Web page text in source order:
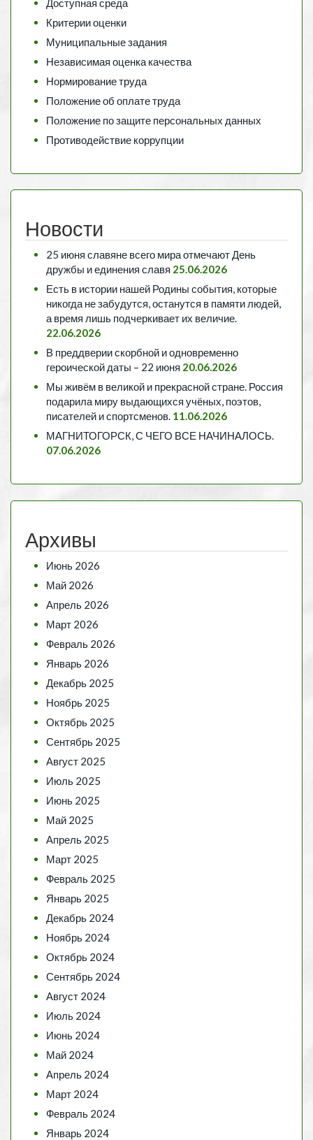
Критерии оценки
Муниципальные задания
Независимая оценка качества
Нормирование труда
Положение об оплате труда
Положение по защите персональных данных
Противодействие коррупции
Новости
25 июня славяне всего мира отмечают День
дружбы и единения славя 25.06.2026
Есть в истории нашей Родины события, которые
никогда не забудутся, останутся в памяти людей,
а время лишь подчеркивает их величие.
22.06.2026
В преддверии скорбной и одновременно
героической даты – 22 июня 20.06.2026
Мы живём в великой и прекрасной стране. Россия
подарила миру выдающихся учёных, поэтов,
писателей и спортсменов. 11.06.2026
МАГНИТОГОРСК, С ЧЕГО ВСЕ НАЧИНАЛОСЬ.
07.06.2026
Архивы
Июнь 2026
Май 2026
Апрель 2026
Март 2026
Февраль 2026
Январь 2026
Декабрь 2025
Ноябрь 2025
Октябрь 2025
Сентябрь 2025
Август 2025
Июль 2025
Июнь 2025
Май 2025
Апрель 2025
Март 2025
Февраль 2025
Январь 2025
Декабрь 2024
Ноябрь 2024
Октябрь 2024
Сентябрь 2024
Август 2024
Июль 2024
Июнь 2024
Май 2024
Апрель 2024
Март 2024
Февраль 2024
Январь 2024